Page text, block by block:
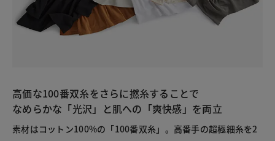
高価な100番双糸をさらに撚糸することで
なめらかな「光沢」と肌への「爽快感」を両立
素材はコットン100%の「100番双糸」。高番手の超極細糸を2